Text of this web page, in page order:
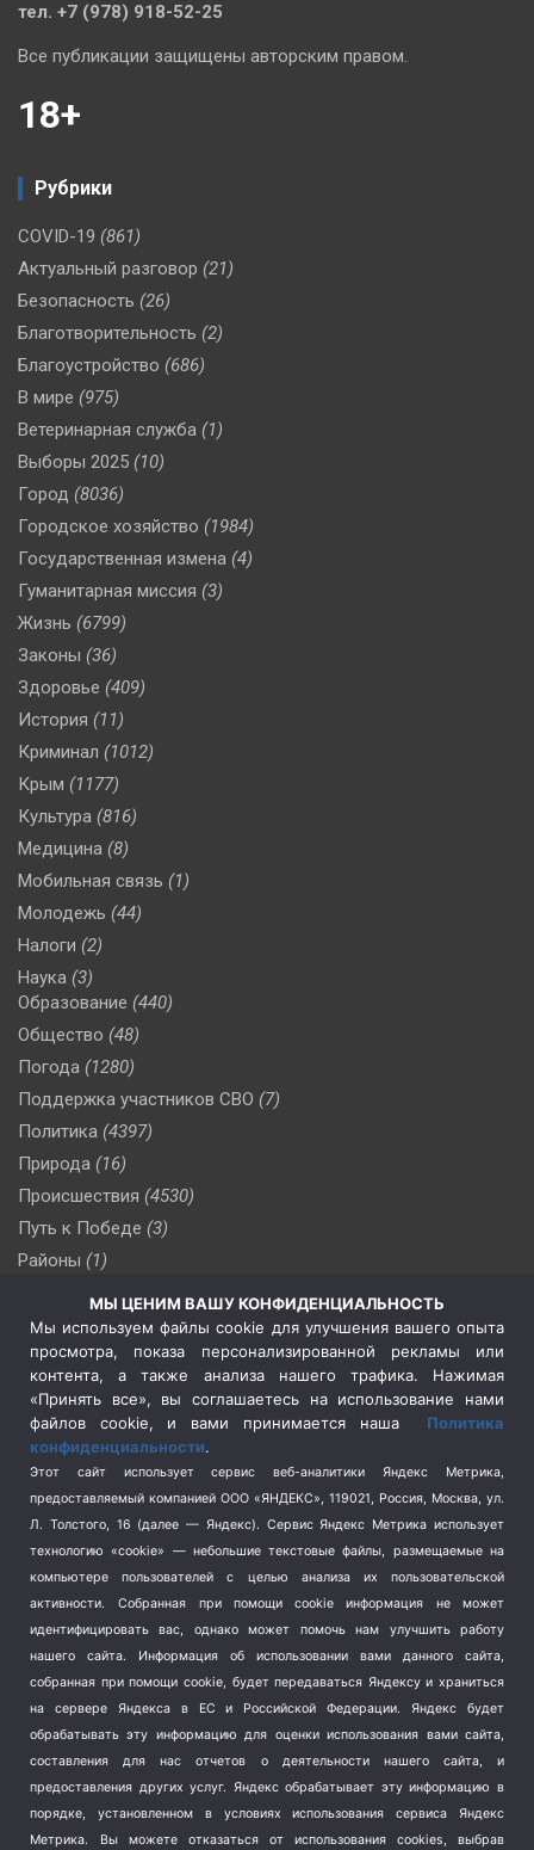
тел. +7 (978) 918-52-25
Все публикации защищены авторским правом.
18+
Рубрики
COVID-19 (861)
Актуальный разговор (21)
Безопасность (26)
Благотворительность (2)
Благоустройство (686)
В мире (975)
Ветеринарная служба (1)
Выборы 2025 (10)
Город (8036)
Городское хозяйство (1984)
Государственная измена (4)
Гуманитарная миссия (3)
Жизнь (6799)
Законы (36)
Здоровье (409)
История (11)
Криминал (1012)
Крым (1177)
Культура (816)
Медицина (8)
Мобильная связь (1)
Молодежь (44)
Налоги (2)
Наука (3)
Образование (440)
Общество (48)
Погода (1280)
Поддержка участников СВО (7)
Политика (4397)
Природа (16)
Происшествия (4530)
Путь к Победе (3)
Районы (1)
(510)
Сельское хозяйство (3)
Социальная политика
(3)
Спецоперация в Украине
Спецоперация на Украине
(404)
Спорт (740)
Терроризм (1)
Транспорт (262)
Туризм (178)
Флот (76)
Школа и спорт (2)
Экология (8)
Экономика (1172)
МЫ ЦЕНИМ ВАШУ КОНФИДЕНЦИАЛЬНОСТЬ
Мы используем файлы cookie для улучшения вашего опыта
просмотра, показа персонализированной рекламы или
контента, а также анализа нашего трафика. Нажимая
«Принять все», вы соглашаетесь на использование нами
файлов cookie, и вами принимается наша Политика
конфиденциальности.
Этот сайт использует сервис веб-аналитики Яндекс Метрика,
предоставляемый компанией ООО «ЯНДЕКС», 119021, Россия, Москва, ул.
Л. Толстого, 16 (далее — Яндекс). Сервис Яндекс Метрика использует
технологию «cookie» — небольшие текстовые файлы, размещаемые на
компьютере пользователей с целью анализа их пользовательской
активности.
Собранная при помощи cookie информация не может
идентифицировать вас, однако может помочь нам улучшить работу
нашего сайта. Информация об использовании вами данного сайта,
собранная при помощи cookie, будет передаваться Яндексу и храниться
на сервере Яндекса в ЕС и Российской Федерации. Яндекс будет
обрабатывать эту информацию для оценки использования вами сайта,
составления для нас отчетов о деятельности нашего сайта, и
предоставления других услуг. Яндекс обрабатывает эту информацию в
порядке, установленном в условиях использования сервиса Яндекс
Метрика.
Вы можете отказаться от использования cookies, выбрав